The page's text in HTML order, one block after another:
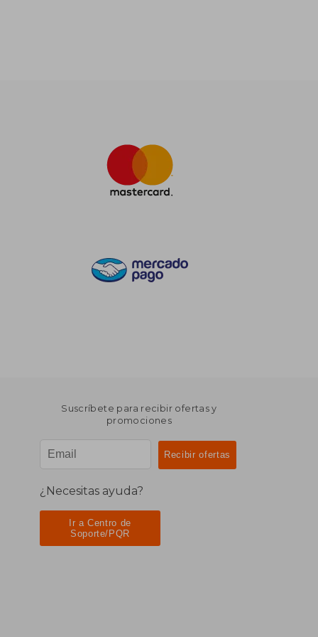
Suscríbete para recibir ofertas y
promociones
¿Necesitas ayuda?
Ir a Centro de
Soporte/PQR